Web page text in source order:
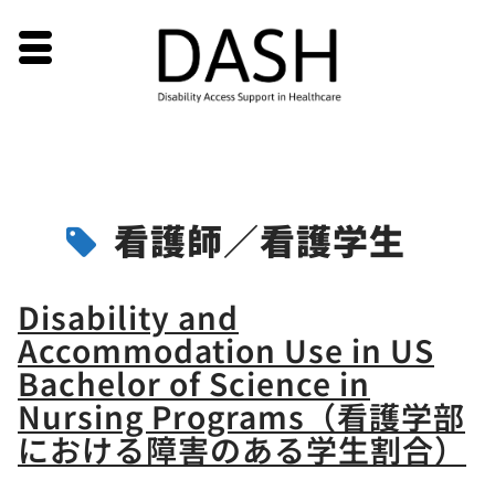
看護師／看護学生
Disability and
Accommodation Use in US
Bachelor of Science in
Nursing Programs（看護学部
における障害のある学生割合）